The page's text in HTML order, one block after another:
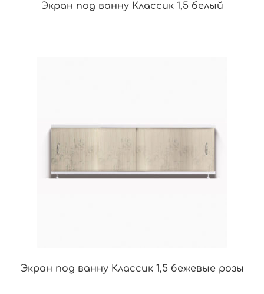
Экран под ванну Классик 1,5 белый
Экран под ванну Классик 1,5 бежевые розы